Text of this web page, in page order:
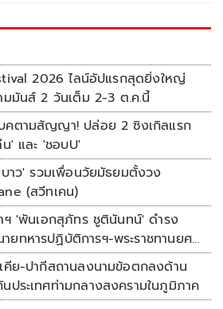
2026 ไลน์อัปแรกสุดยิ่งใหญ่
มมันส์ 2 วันเต็ม 2-3 ต.ค.นี้
คตามสัญญา! ปล่อย 2 ซิงเกิลแรก
' และ 'ชอบU'
าว' รวมเพื่อนวัยมัธยมตั้งวง
(สวีทเคน)
ฯ 'พันเอกสุภัทร ชูตินันทน์' ดำรง
ยทหารปฏิบัติการฯ-พระราชทานยศ
คีย-ปากีสถานลงนามข้อตกลงด้าน
ประเทศท่ามกลางสงครามในภูมิภาค